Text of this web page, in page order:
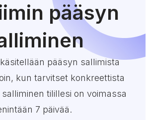
pääsyn
pääsyn sallimista
kun tarvitset konkreettista
tilillesi on voimassa
7 päivää.